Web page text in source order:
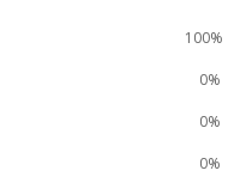
100%
0%
0%
0%